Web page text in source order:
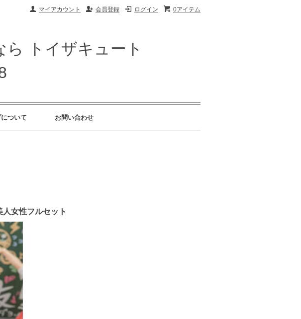
0アイテム
ログイン
会員登録
マイアカウント
トイザキュート
ついて お問い合わせ
女性フルセット